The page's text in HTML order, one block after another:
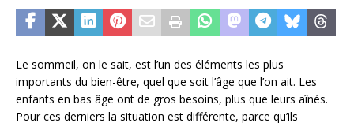
Le sommeil, on le sait, est l’un des éléments les plus
importants du bien-être, quel que soit l’âge que l’on ait. Les
enfants en bas âge ont de gros besoins, plus que leurs aînés.
Pour ces derniers la situation est différente, parce qu’ils